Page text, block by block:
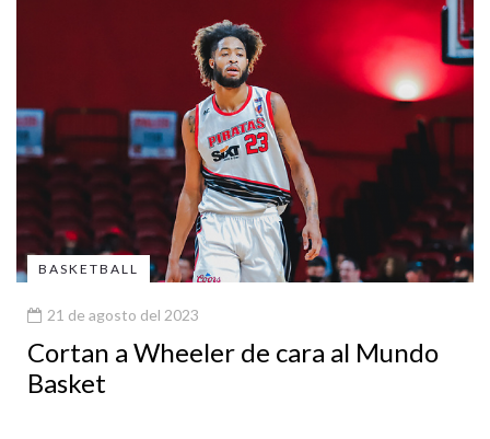
BASKETBALL
21 de agosto del 2023
Cortan a Wheeler de cara al Mundo
Basket